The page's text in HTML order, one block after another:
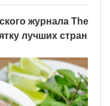
журнала The
лучших стран